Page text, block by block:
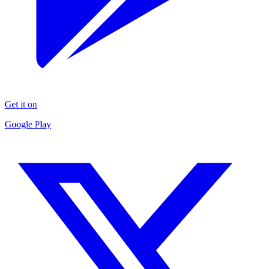
Get it on
Google Play